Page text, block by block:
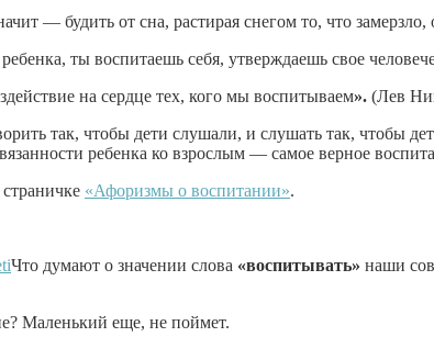
— будить от сна, растирая снегом то, что
ты воспитаешь себя, утверждаешь свое
на сердце тех, кого мы воспитываем». (Лев
так, чтобы дети слушали, и слушать так, чтобы
ребенка ко взрослым — самое верное
«Афоризмы о воспитании».
Что думают о значении слова «воспитывать» наши
Маленький еще, не поймет.